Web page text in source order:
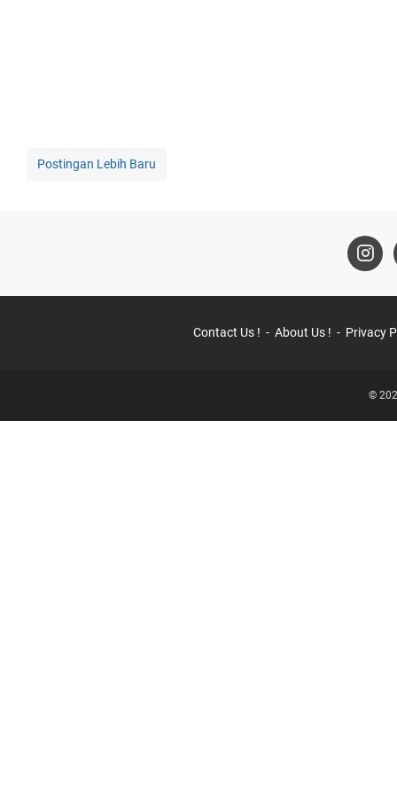
Postingan Lebih Baru
Contact Us ! About Us ! Privacy
©